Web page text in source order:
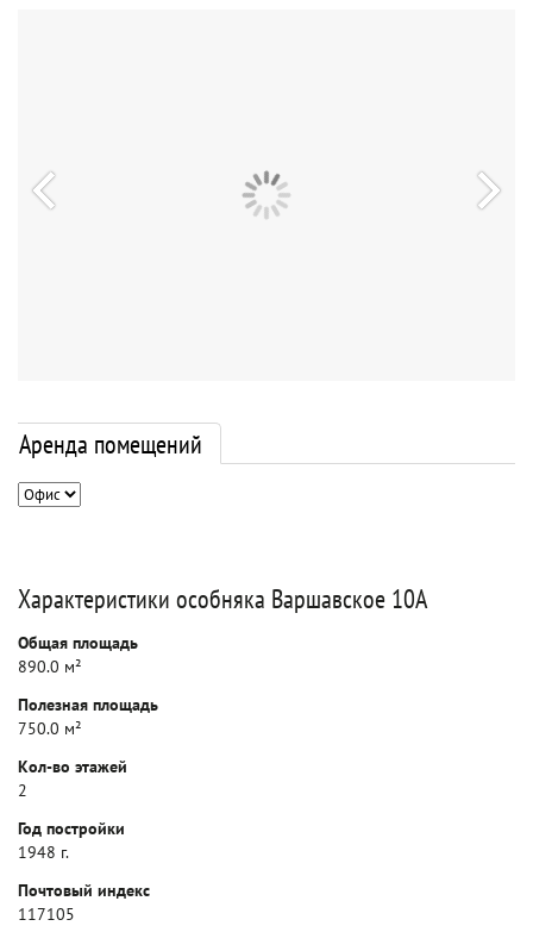
Аренда помещений
Характеристики особняка Варшавское 10А
Общая площадь
890.0 м²
Полезная площадь
750.0 м²
Кол-во этажей
2
Год постройки
1948 г.
Почтовый индекс
117105